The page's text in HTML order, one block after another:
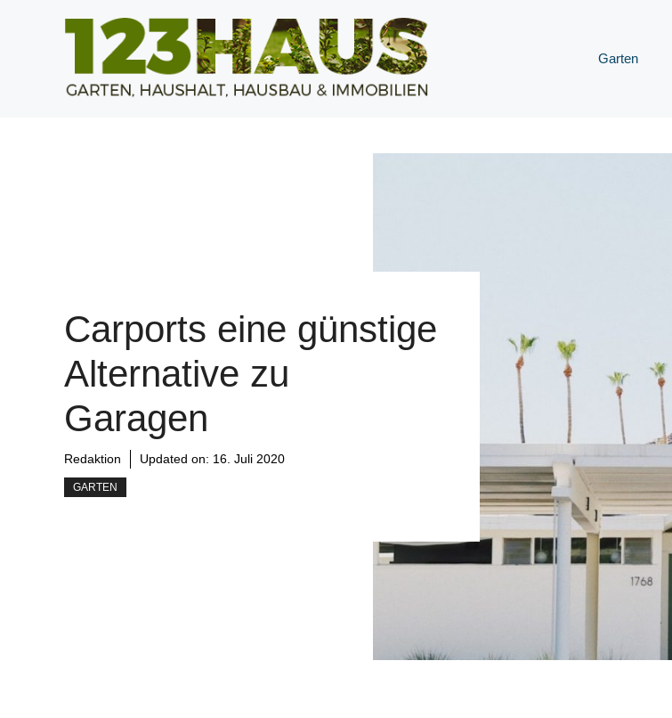
Garten
Carports eine günstige
Alternative zu
Garagen
Redaktion Updated on: 16. Juli 2020
GARTEN